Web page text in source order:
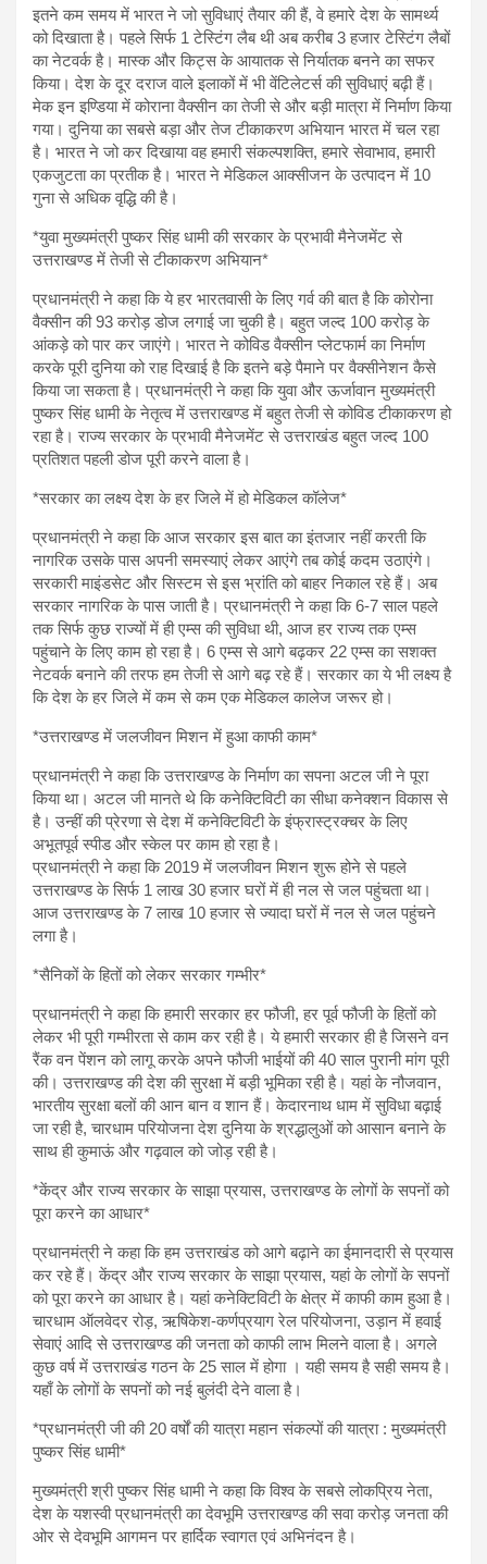
इतने कम समय में भारत ने जो सुविधाएं तैयार की हैं, वे हमारे देश के सामर्थ्य
को दिखाता है। पहले सिर्फ 1 टेस्टिंग लैब थी अब करीब 3 हजार टेस्टिंग लैबों
का नेटवर्क है। मास्क और किट्स के आयातक से निर्यातक बनने का सफर
किया। देश के दूर दराज वाले इलाकों में भी वेंटिलेटर्स की सुविधाएं बढ़ी हैं।
मेक इन इण्डिया में कोराना वैक्सीन का तेजी से और बड़ी मात्रा में निर्माण किया
गया। दुनिया का सबसे बड़ा और तेज टीकाकरण अभियान भारत में चल रहा
है। भारत ने जो कर दिखाया वह हमारी संकल्पशक्ति, हमारे सेवाभाव, हमारी
एकजुटता का प्रतीक है। भारत ने मेडिकल आक्सीजन के उत्पादन में 10
गुना से अधिक वृद्धि की है।
*युवा मुख्यमंत्री पुष्कर सिंह धामी की सरकार के प्रभावी मैनेजमेंट से
उत्तराखण्ड में तेजी से टीकाकरण अभियान*
प्रधानमंत्री ने कहा कि ये हर भारतवासी के लिए गर्व की बात है कि कोरोना
वैक्सीन की 93 करोड़ डोज लगाई जा चुकी है। बहुत जल्द 100 करोड़ के
आंकड़े को पार कर जाएंगे। भारत ने कोविड वैक्सीन प्लेटफार्म का निर्माण
करके पूरी दुनिया को राह दिखाई है कि इतने बड़े पैमाने पर वैक्सीनेशन कैसे
किया जा सकता है। प्रधानमंत्री ने कहा कि युवा और ऊर्जावान मुख्यमंत्री
पुष्कर सिंह धामी के नेतृत्व में उत्तराखण्ड में बहुत तेजी से कोविड टीकाकरण हो
रहा है। राज्य सरकार के प्रभावी मैनेजमेंट से उत्तराखंड बहुत जल्द 100
प्रतिशत पहली डोज पूरी करने वाला है।
*सरकार का लक्ष्य देश के हर जिले में हो मेडिकल कॉलेज*
प्रधानमंत्री ने कहा कि आज सरकार इस बात का इंतजार नहीं करती कि
नागरिक उसके पास अपनी समस्याएं लेकर आएंगे तब कोई कदम उठाएंगे।
सरकारी माइंडसेट और सिस्टम से इस भ्रांति को बाहर निकाल रहे हैं। अब
सरकार नागरिक के पास जाती है। प्रधानमंत्री ने कहा कि 6-7 साल पहले
तक सिर्फ कुछ राज्यों में ही एम्स की सुविधा थी, आज हर राज्य तक एम्स
पहुंचाने के लिए काम हो रहा है। 6 एम्स से आगे बढ़कर 22 एम्स का सशक्त
नेटवर्क बनाने की तरफ हम तेजी से आगे बढ़ रहे हैं। सरकार का ये भी लक्ष्य है
कि देश के हर जिले में कम से कम एक मेडिकल कालेज जरूर हो।
*उत्तराखण्ड में जलजीवन मिशन में हुआ काफी काम*
प्रधानमंत्री ने कहा कि उत्तराखण्ड के निर्माण का सपना अटल जी ने पूरा
किया था। अटल जी मानते थे कि कनेक्टिविटी का सीधा कनेक्शन विकास से
है। उन्हीं की प्रेरणा से देश में कनेक्टिविटी के इंफ्रास्ट्रक्चर के लिए
अभूतपूर्व स्पीड और स्केल पर काम हो रहा है।
प्रधानमंत्री ने कहा कि 2019 में जलजीवन मिशन शुरू होने से पहले
उत्तराखण्ड के सिर्फ 1 लाख 30 हजार घरों में ही नल से जल पहुंचता था।
आज उत्तराखण्ड के 7 लाख 10 हजार से ज्यादा घरों में नल से जल पहुंचने
लगा है।
*सैनिकों के हितों को लेकर सरकार गम्भीर*
प्रधानमंत्री ने कहा कि हमारी सरकार हर फौजी, हर पूर्व फौजी के हितों को
लेकर भी पूरी गम्भीरता से काम कर रही है। ये हमारी सरकार ही है जिसने वन
रैंक वन पेंशन को लागू करके अपने फौजी भाईयों की 40 साल पुरानी मांग पूरी
की। उत्तराखण्ड की देश की सुरक्षा में बड़ी भूमिका रही है। यहां के नौजवान,
भारतीय सुरक्षा बलों की आन बान व शान हैं। केदारनाथ धाम में सुविधा बढ़ाई
जा रही है, चारधाम परियोजना देश दुनिया के श्रद्धालुओं को आसान बनाने के
साथ ही कुमाऊं और गढ़वाल को जोड़ रही है।
*केंद्र और राज्य सरकार के साझा प्रयास, उत्तराखण्ड के लोगों के सपनों को
पूरा करने का आधार*
प्रधानमंत्री ने कहा कि हम उत्तराखंड को आगे बढ़ाने का ईमानदारी से प्रयास
कर रहे हैं। केंद्र और राज्य सरकार के साझा प्रयास, यहां के लोगों के सपनों
को पूरा करने का आधार है। यहां कनेक्टिविटी के क्षेत्र में काफी काम हुआ है।
चारधाम ऑलवेदर रोड़, ऋषिकेश-कर्णप्रयाग रेल परियोजना, उड़ान में हवाई
सेवाएं आदि से उत्तराखण्ड की जनता को काफी लाभ मिलने वाला है। अगले
कुछ वर्ष में उत्तराखंड गठन के 25 साल में होगा । यही समय है सही समय है।
यहाँ के लोगों के सपनों को नई बुलंदी देने वाला है।
*प्रधानमंत्री जी की 20 वर्षों की यात्रा महान संकल्पों की यात्रा : मुख्यमंत्री
पुष्कर सिंह धामी*
मुख्यमंत्री श्री पुष्कर सिंह धामी ने कहा कि विश्व के सबसे लोकप्रिय नेता,
देश के यशस्वी प्रधानमंत्री का देवभूमि उत्तराखण्ड की सवा करोड़ जनता की
ओर से देवभूमि आगमन पर हार्दिक स्वागत एवं अभिनंदन है।